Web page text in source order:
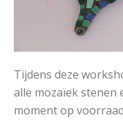
Tijdens deze
alle mozaïek stenen
moment op